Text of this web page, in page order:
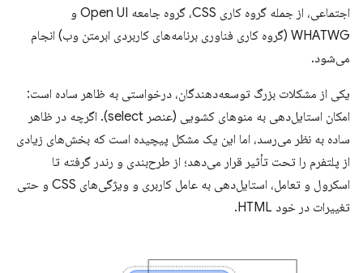
اجتماعی، از جمله گروه کاری CSS، گروه جامعه Open UI و
WHATWG (گروه کاری فناوری برنامه‌های کاربردی ابرمتن وب) انجام
می‌شود.
یکی از مشکلات بزرگ توسعه‌دهندگان، درخواستی به ظاهر ساده است:
امکان استایل‌دهی به منوهای کشویی (عنصر select). اگرچه در ظاهر
ساده به نظر می‌رسد، اما این یک مشکل پیچیده است که بخش‌های زیادی
از پلتفرم را تحت تأثیر قرار می‌دهد؛ از طرح‌بندی و رندر گرفته تا
اسکرول و تعامل، استایل‌دهی به عامل کاربری و ویژگی‌های CSS و حتی
تغییرات در خود HTML.